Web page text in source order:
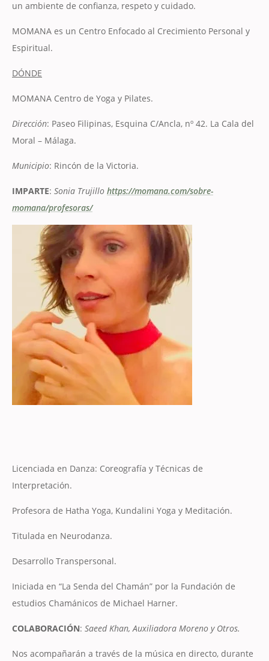
un ambiente de confianza, respeto y cuidado.
MOMANA es un Centro Enfocado al Crecimiento Personal y
Espiritual.
DÓNDE
MOMANA Centro de Yoga y Pilates.
Dirección: Paseo Filipinas, Esquina C/Ancla, nº 42. La Cala del
Moral – Málaga.
Municipio: Rincón de la Victoria.
IMPARTE: Sonia Trujillo https://momana.com/sobre-
momana/profesoras/
Licenciada en Danza: Coreografía y Técnicas de
Interpretación.
Profesora de Hatha Yoga, Kundalini Yoga y Meditación.
Titulada en Neurodanza.
Desarrollo Transpersonal.
Iniciada en “La Senda del Chamán” por la Fundación de
estudios Chamánicos de Michael Harner.
COLABORACIÓN: Saeed Khan, Auxiliadora Moreno y Otros.
Nos acompañarán a través de la música en directo, durante